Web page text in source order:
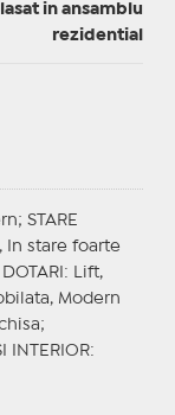
in ansamblu
rezidential
STARE
In stare foarte
DOTARI : Lift,
Modern
INTERIOR: